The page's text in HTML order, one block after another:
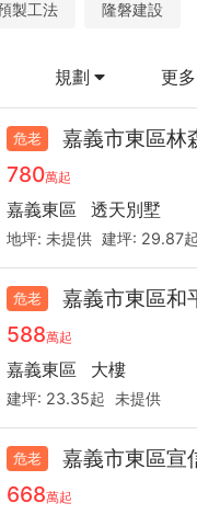
製工法 隆磐建設
規劃 更多
危老
嘉義市東區林森東
780萬起
嘉義東區 透天別墅
地坪:未提供 建坪: 29.87起
危老
嘉義市東區和平
588萬起
嘉義東區 大樓
建坪: 23.35起 未提供
危老
嘉義市東區宣信
668萬起